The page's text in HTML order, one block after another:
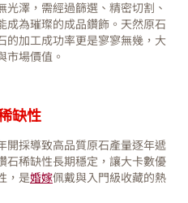
澤，需經過篩選、精密切割、
成為璀璨的成品鑽飾。天然原石
的加工成功率更是寥寥無幾，大
市場價值。
缺性
開採導致高品質原石產量逐年遞
石稀缺性長期穩定，讓大卡數優
，是婚嫁佩戴與入門級收藏的熱